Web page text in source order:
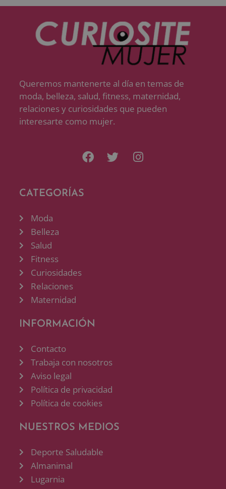
Queremos mantenerte al día en temas de
moda, belleza, salud, fitness, maternidad,
relaciones y curiosidades que pueden
interesarte como mujer.
CATEGORÍAS
Moda
Belleza
Salud
Fitness
Curiosidades
Relaciones
Maternidad
INFORMACIÓN
Contacto
Trabaja con nosotros
Aviso legal
Política de privacidad
Política de cookies
NUESTROS MEDIOS
Deporte Saludable
Almanimal
Lugarnia